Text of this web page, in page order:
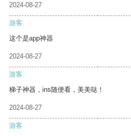
2024-08-27
游客
这个是app神器
2024-08-27
游客
梯子神器，ins随便看，美美哒！
2024-08-27
游客